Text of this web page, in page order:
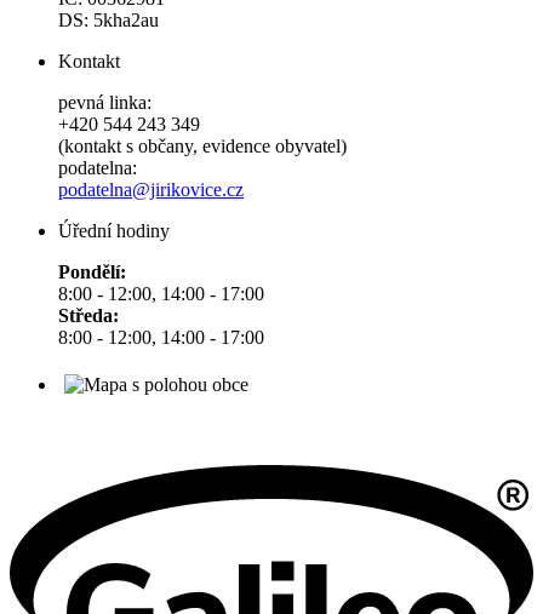
DS: 5kha2au
Kontakt
pevná linka:
+420 544 243 349
(kontakt s občany, evidence obyvatel)
podatelna:
podatelna@jirikovice.cz
Úřední hodiny
Pondělí:
8:00 - 12:00, 14:00 - 17:00
Středa:
8:00 - 12:00, 14:00 - 17:00